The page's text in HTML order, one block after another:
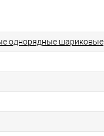
однорядные шариковые